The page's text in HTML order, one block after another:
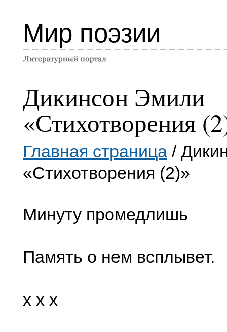
Мир поэзии
Дикинсон Эмили
«Стихотворения
Главная страница /
«Стихотворения (2)»
Минуту промедлишь
Память о нем всплывет.
x x x